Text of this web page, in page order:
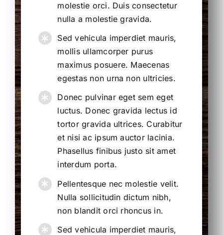
molestie orci. Duis consectetur
nulla a molestie gravida.
Sed vehicula imperdiet mauris,
mollis ullamcorper purus
maximus posuere. Maecenas
egestas non urna non ultricies.
Donec pulvinar eget sem eget
luctus. Donec gravida lectus id
tortor gravida ultrices. Curabitur
et nisi ac ipsum auctor lacinia.
Phasellus finibus justo sit amet
interdum porta.
Pellentesque nec molestie velit.
Nulla sollicitudin dictum nibh,
non blandit orci rhoncus in.
Sed vehicula imperdiet mauris,